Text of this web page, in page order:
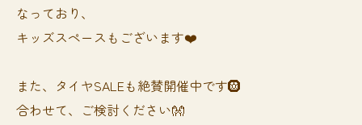
なっており、
キッズスペースもございます❤️
また、タイヤSALEも絶賛開催中です🛞
合わせて、ご検討ください👐